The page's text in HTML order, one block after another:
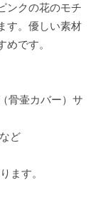
ンクの花のモチ
す。優しい素材
です。
骨壷カバー）サ
ど
ます。